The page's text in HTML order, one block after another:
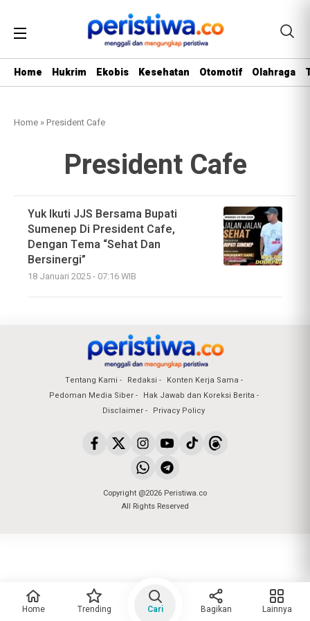
Home Hukrim Ekobis Kesehatan Otomotif Olahraga
Home »President Cafe
President Cafe
Yuk Ikuti JJS Bersama Bupati
Sumenep Di President Cafe,
Dengan Tema “Sehat Dan
Bersinergi”
18 Januari 2025 - 07:16 WIB
Tentang Kami Redaksi
Konten Kerja Sama
Pedoman Media Siber
Hak Jawab dan Koreksi Berita
Disclaimer
Privacy Policy
Copyright @2026 Peristiwa.co
All Rights Reserved
Home Trending Cari Bagikan Lainnya